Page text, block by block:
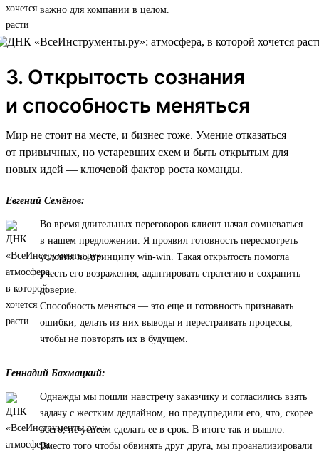
важно для компании в целом.
3. Открытость сознания
и способность меняться
Мир не стоит на месте, и бизнес тоже. Умение отказаться
от привычных, но устаревших схем и быть открытым для
новых идей — ключевой фактор роста команды.
Евгений Семёнов:
Во время длительных переговоров клиент начал сомневаться
в нашем предложении. Я проявил готовность пересмотреть
условия по принципу win-win. Такая открытость помогла
учесть его возражения, адаптировать стратегию и сохранить
доверие.
Способность меняться — это еще и готовность признавать
ошибки, делать из них выводы и перестраивать процессы,
чтобы не повторять их в будущем.
Геннадий Бахмацкий:
Однажды мы пошли навстречу заказчику и согласились взять
задачу с жестким дедлайном, но предупредили его, что, скорее
всего, не успеем сделать ее в срок. В итоге так и вышло.
Вместо того чтобы обвинять друг друга, мы проанализировали